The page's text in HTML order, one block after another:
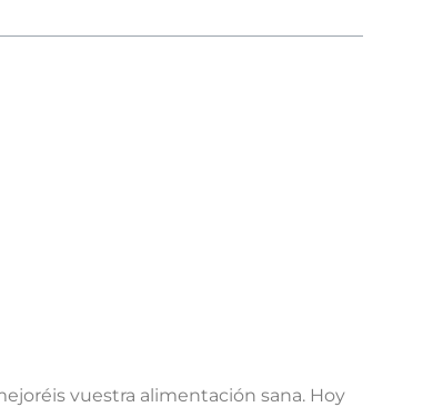
vuestra alimentación sana. Hoy